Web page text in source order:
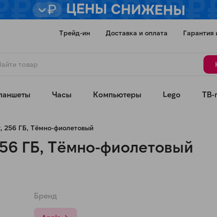
Трейд-ин Доставка и оплата Гарантия
Часы Компьютеры Lego ТВ-
256 ГБ, Тёмно-фиолетовый
ГБ, Тёмно-фиолетовый
Бренд
Разбейтеоплату